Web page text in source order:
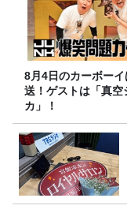
8月4日のカーボー
送！ゲストは「真空
カ」！